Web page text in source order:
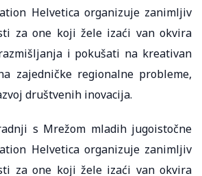
Helvetica organizuje zanimljiv
za one koji žele izaći van okvira
i pokušati na kreativan
zajedničke regionalne probleme,
društvenih inovacija.
s Mrežom mladih jugoistočne
Helvetica organizuje zanimljiv
za one koji žele izaći van okvira